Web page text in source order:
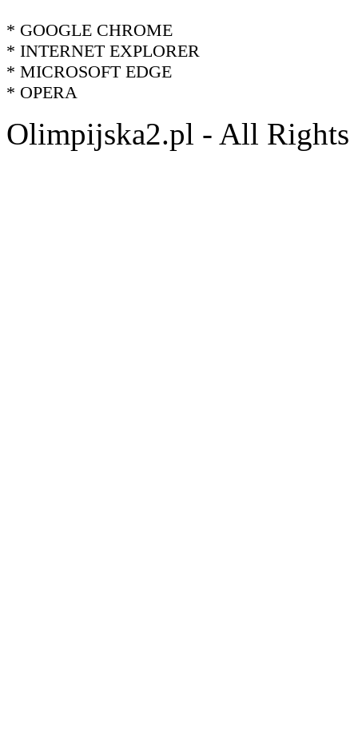
* GOOGLE CHROME
* INTERNET EXPLORER
* MICROSOFT EDGE
* OPERA
Olimpijska2.pl - All Rights